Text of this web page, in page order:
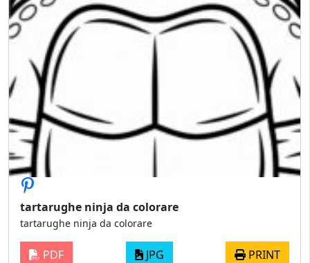
tartarughe ninja da colorare
tartarughe ninja da colorare
PDF JPG PRINT